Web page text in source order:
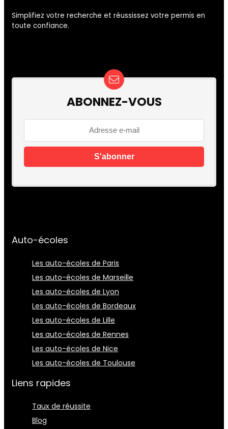
Simplifiez votre recherche et réussissez votre permis en
toute confiance.
ABONNEZ-VOUS
Auto-écoles
Les auto-écoles de Paris
Les auto-écoles de Marseille
Les auto-écoles de Lyon
Les auto-écoles de Bordeaux
Les auto-écoles de Lille
Les auto-écoles de Rennes
Les auto-écoles de Nice
Les auto-écoles de Toulouse
Liens rapides
Taux de réussite
Blog